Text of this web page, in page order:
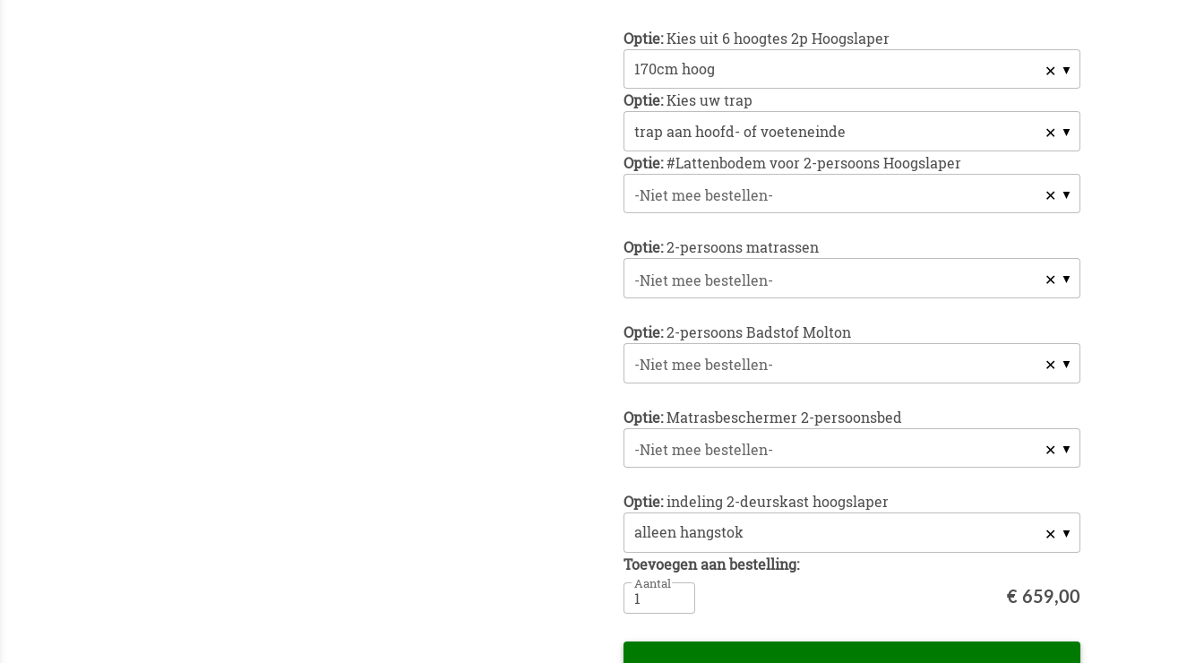
Optie:Kies uit 6 hoogtes 2p Hoogslaper
✕
Optie:Kies uw trap
✕
Optie:#Lattenbodem voor 2-persoons Hoogslaper
✕
-Niet mee bestellen-
Optie:2-persoons matrassen
✕
-Niet mee bestellen-
Optie:2-persoons Badstof Molton
✕
-Niet mee bestellen-
Optie:Matrasbeschermer 2-persoonsbed
✕
-Niet mee bestellen-
Optie:indeling 2-deurskast hoogslaper
✕
Toevoegen aan bestelling:
Aantal
€ 659,00